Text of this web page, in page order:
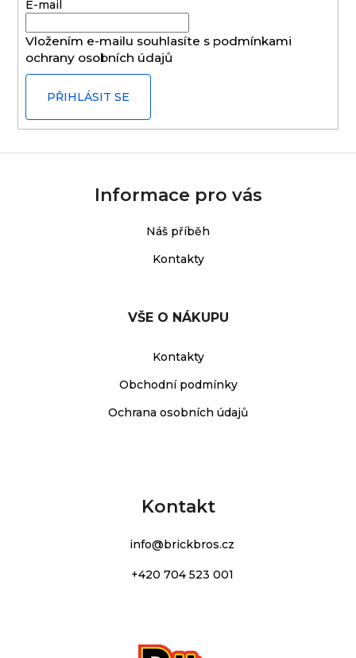
E-mail
Vložením e-mailu souhlasíte s podmínkami
ochrany osobních údajů
PŘIHLÁSIT SE
Informace pro vás
Náš příběh
Kontakty
VŠE O NÁKUPU
Kontakty
Obchodní podmínky
Ochrana osobních údajů
Kontakt
info@brickbros.cz
+420 704 523 001